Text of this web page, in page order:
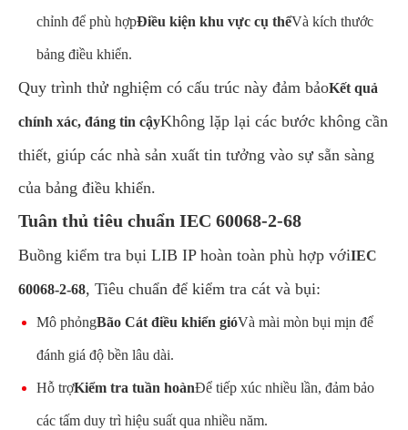
chỉnh để phù hợpĐiều kiện khu vực cụ thểVà kích thước
bảng điều khiển.
Quy trình thử nghiệm có cấu trúc này đảm bảoKết quả
chính xác, đáng tin cậyKhông lặp lại các bước không cần
thiết, giúp các nhà sản xuất tin tưởng vào sự sẵn sàng
của bảng điều khiển.
Tuân thủ tiêu chuẩn IEC 60068-2-68
Buồng kiểm tra bụi LIB IP hoàn toàn phù hợp vớiIEC
60068-2-68, Tiêu chuẩn để kiểm tra cát và bụi:
Mô phỏngBão Cát điều khiển gióVà mài mòn bụi mịn để
đánh giá độ bền lâu dài.
Hỗ trợKiểm tra tuần hoànĐể tiếp xúc nhiều lần, đảm bảo
các tấm duy trì hiệu suất qua nhiều năm.